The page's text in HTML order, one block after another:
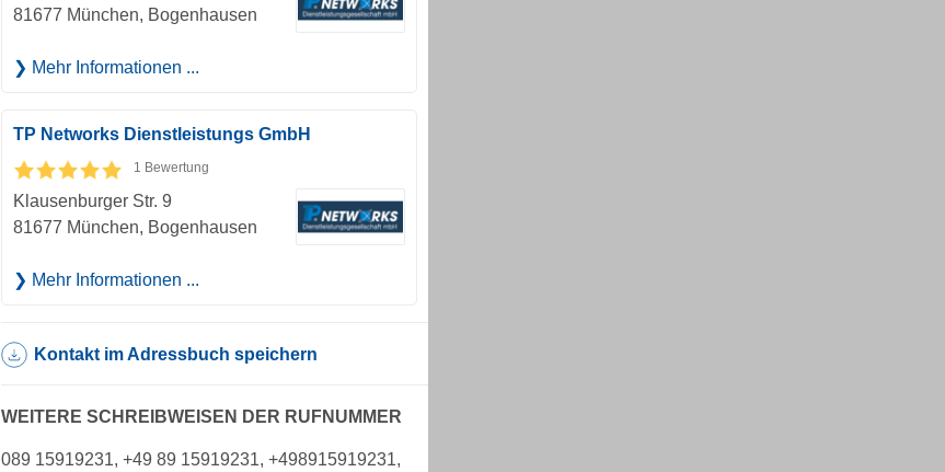
81677 München, Bogenhausen
Mehr Informationen ...
TP Networks Dienstleistungs GmbH
1 Bewertung
Klausenburger Str. 9
81677 München, Bogenhausen
Mehr Informationen ...
Kontakt im Adressbuch speichern
WEITERE SCHREIBWEISEN DER RUFNUMMER
089 15919231, +49 89 15919231, +498915919231,